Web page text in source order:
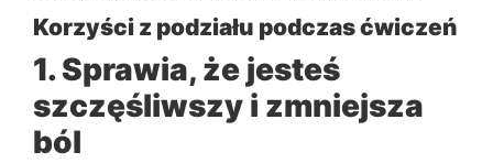
Korzyści z podziału podczas ćwiczeń
1. Sprawia, że ​​jesteś
szczęśliwszy i zmniejsza
ból